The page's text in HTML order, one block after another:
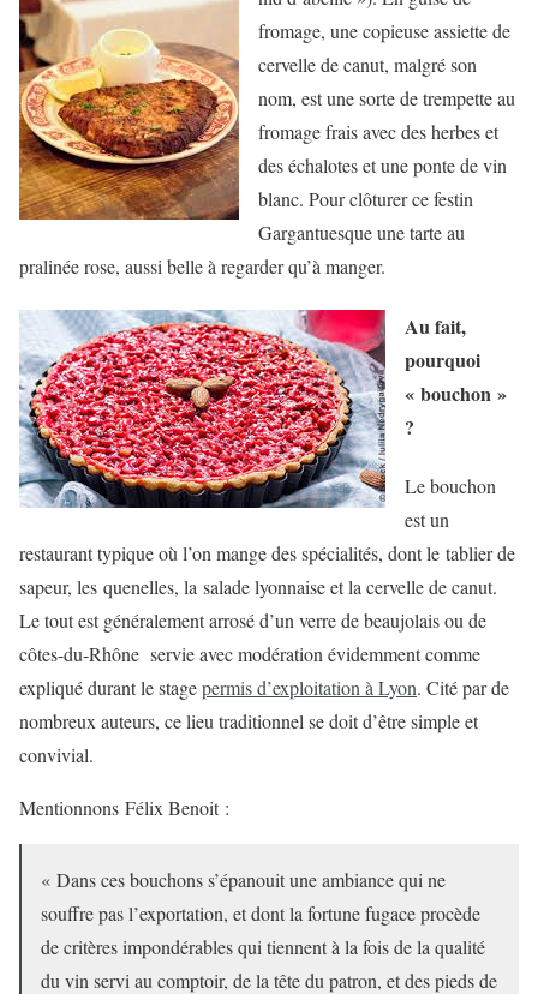
fromage, une copieuse assiette de
cervelle de canut, malgré son
nom, est une sorte de trempette au
fromage frais avec des herbes et
des échalotes et une ponte de vin
blanc. Pour clôturer ce festin
Gargantuesque une tarte au
pralinée rose, aussi belle à regarder qu’à manger.
Au fait,
pourquoi
« bouchon »
?
Le bouchon
est un
restaurant typique où l’on mange des spécialités, dont le tablier de
sapeur, les quenelles, la salade lyonnaise et la cervelle de canut.
Le tout est généralement arrosé d’un verre de beaujolais ou de
côtes-du-Rhône servie avec modération évidemment comme
expliqué durant le stagepermis d’exploitation à Lyon. Cité par de
nombreux auteurs, ce lieu traditionnel se doit d’être simple et
convivial.
Mentionnons Félix Benoit :
« Dans ces bouchons s’épanouit une ambiance qui ne
souffre pas l’exportation, et dont la fortune fugace procède
de critères impondérables qui tiennent à la fois de la qualité
du vin servi au comptoir, de la tête du patron, et des pieds de